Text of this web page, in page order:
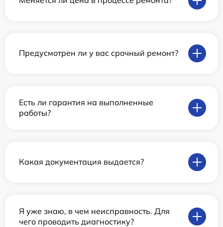
Предусмотрен ли у вас срочный ремонт?
Есть ли гарантия на выполненные
работы?
Какая документация выдается?
Я уже знаю, в чем неисправность. Для
чего проводить диагностику?